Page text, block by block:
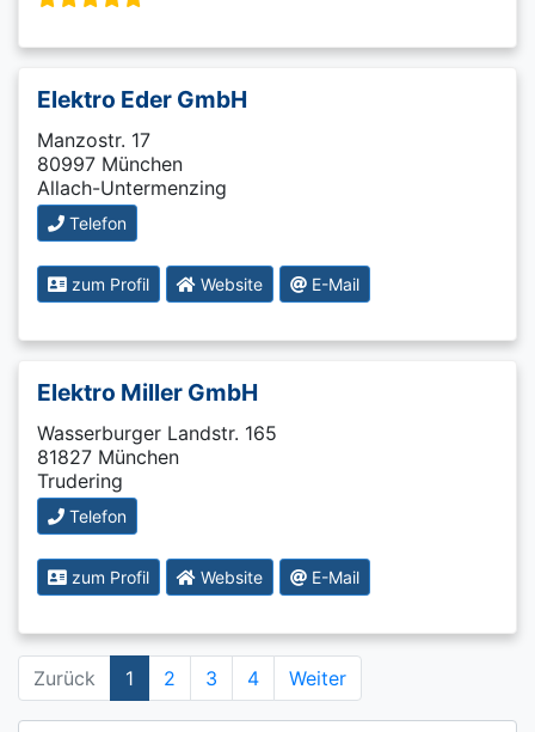
Elektro Eder GmbH
Manzostr. 17
80997 München
Allach-Untermenzing
Telefon
zum Profil Website E-Mail
Elektro Miller GmbH
Wasserburger Landstr. 165
81827 München
Trudering
Telefon
zum Profil Website E-Mail
Zurück 1 2 3 4 Weiter